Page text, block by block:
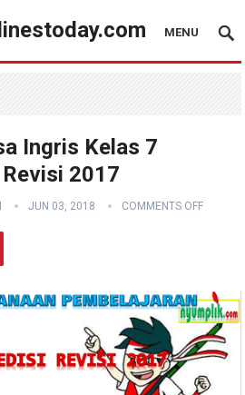
MENU
Ingris Kelas 7
2017
JUN 03, 2018 COMMENTS OFF